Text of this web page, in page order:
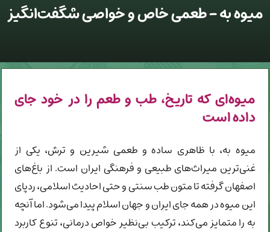
میوه به - طعمی خاص و خواصی شگفت‌انگیز
میوه‌ای که تاریخ، طب و طعم را در خود جای
داده است
میوه به، با ظاهری ساده و طعمی شیرین و ترش، یکی از
غنی‌ترین میراث‌های طبیعی و فرهنگی ایران است. از باغ‌های
اصفهان گرفته تا متون طب سنتی و حتی احادیث اسلامی، ردپای
این میوه در همه جای ایران و جهان اسلام پیدا می‌شود. اما آنچه
به را متمایز می‌کند، ترکیب بی‌نظیر خواص درمانی، تنوع کاربرد